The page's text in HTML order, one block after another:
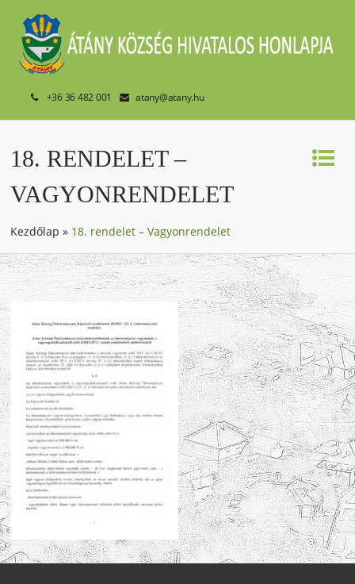
+36 36 482 001 atany@atany.hu
18. RENDELET –
VAGYONRENDELET
Kezdőlap » 18. rendelet – Vagyonrendelet